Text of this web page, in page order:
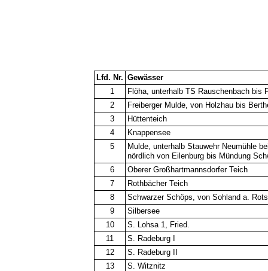
Lfd. Nr. Gewässer
1
Flöha, unterhalb TS Rauschenbach bis
2
Freiberger Mulde, von Holzhau bis
3
Hüttenteich
4
Knappensee
5
Mulde, unterhalb Stauwehr Neumühle
nördlich von Eilenburg bis Mündung
6
Oberer Großhartmannsdorfer Teich
7
Rothbächer Teich
8
Schwarzer Schöps, von Sohland a.
9
Silbersee
10
S. Lohsa 1, Fried.
11
S. Radeburg I
12
S. Radeburg II
13
S. Witznitz